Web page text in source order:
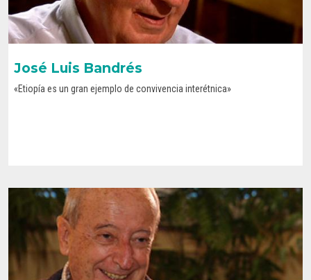
José Luis Bandrés
«Etiopía es un gran ejemplo de convivencia interétnica»